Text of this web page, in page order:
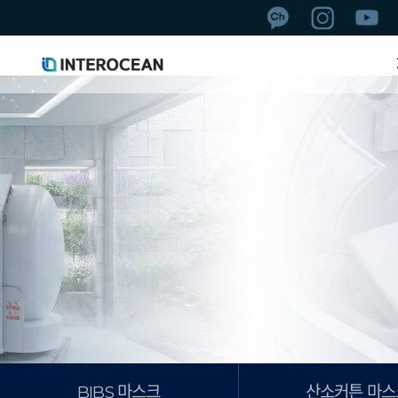
BIBS 마스크 산소커튼 마